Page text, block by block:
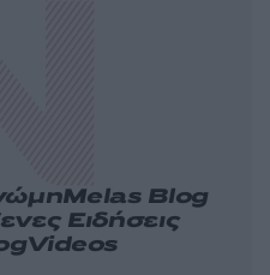
Melas Blog
Ειδήσεις
Videos